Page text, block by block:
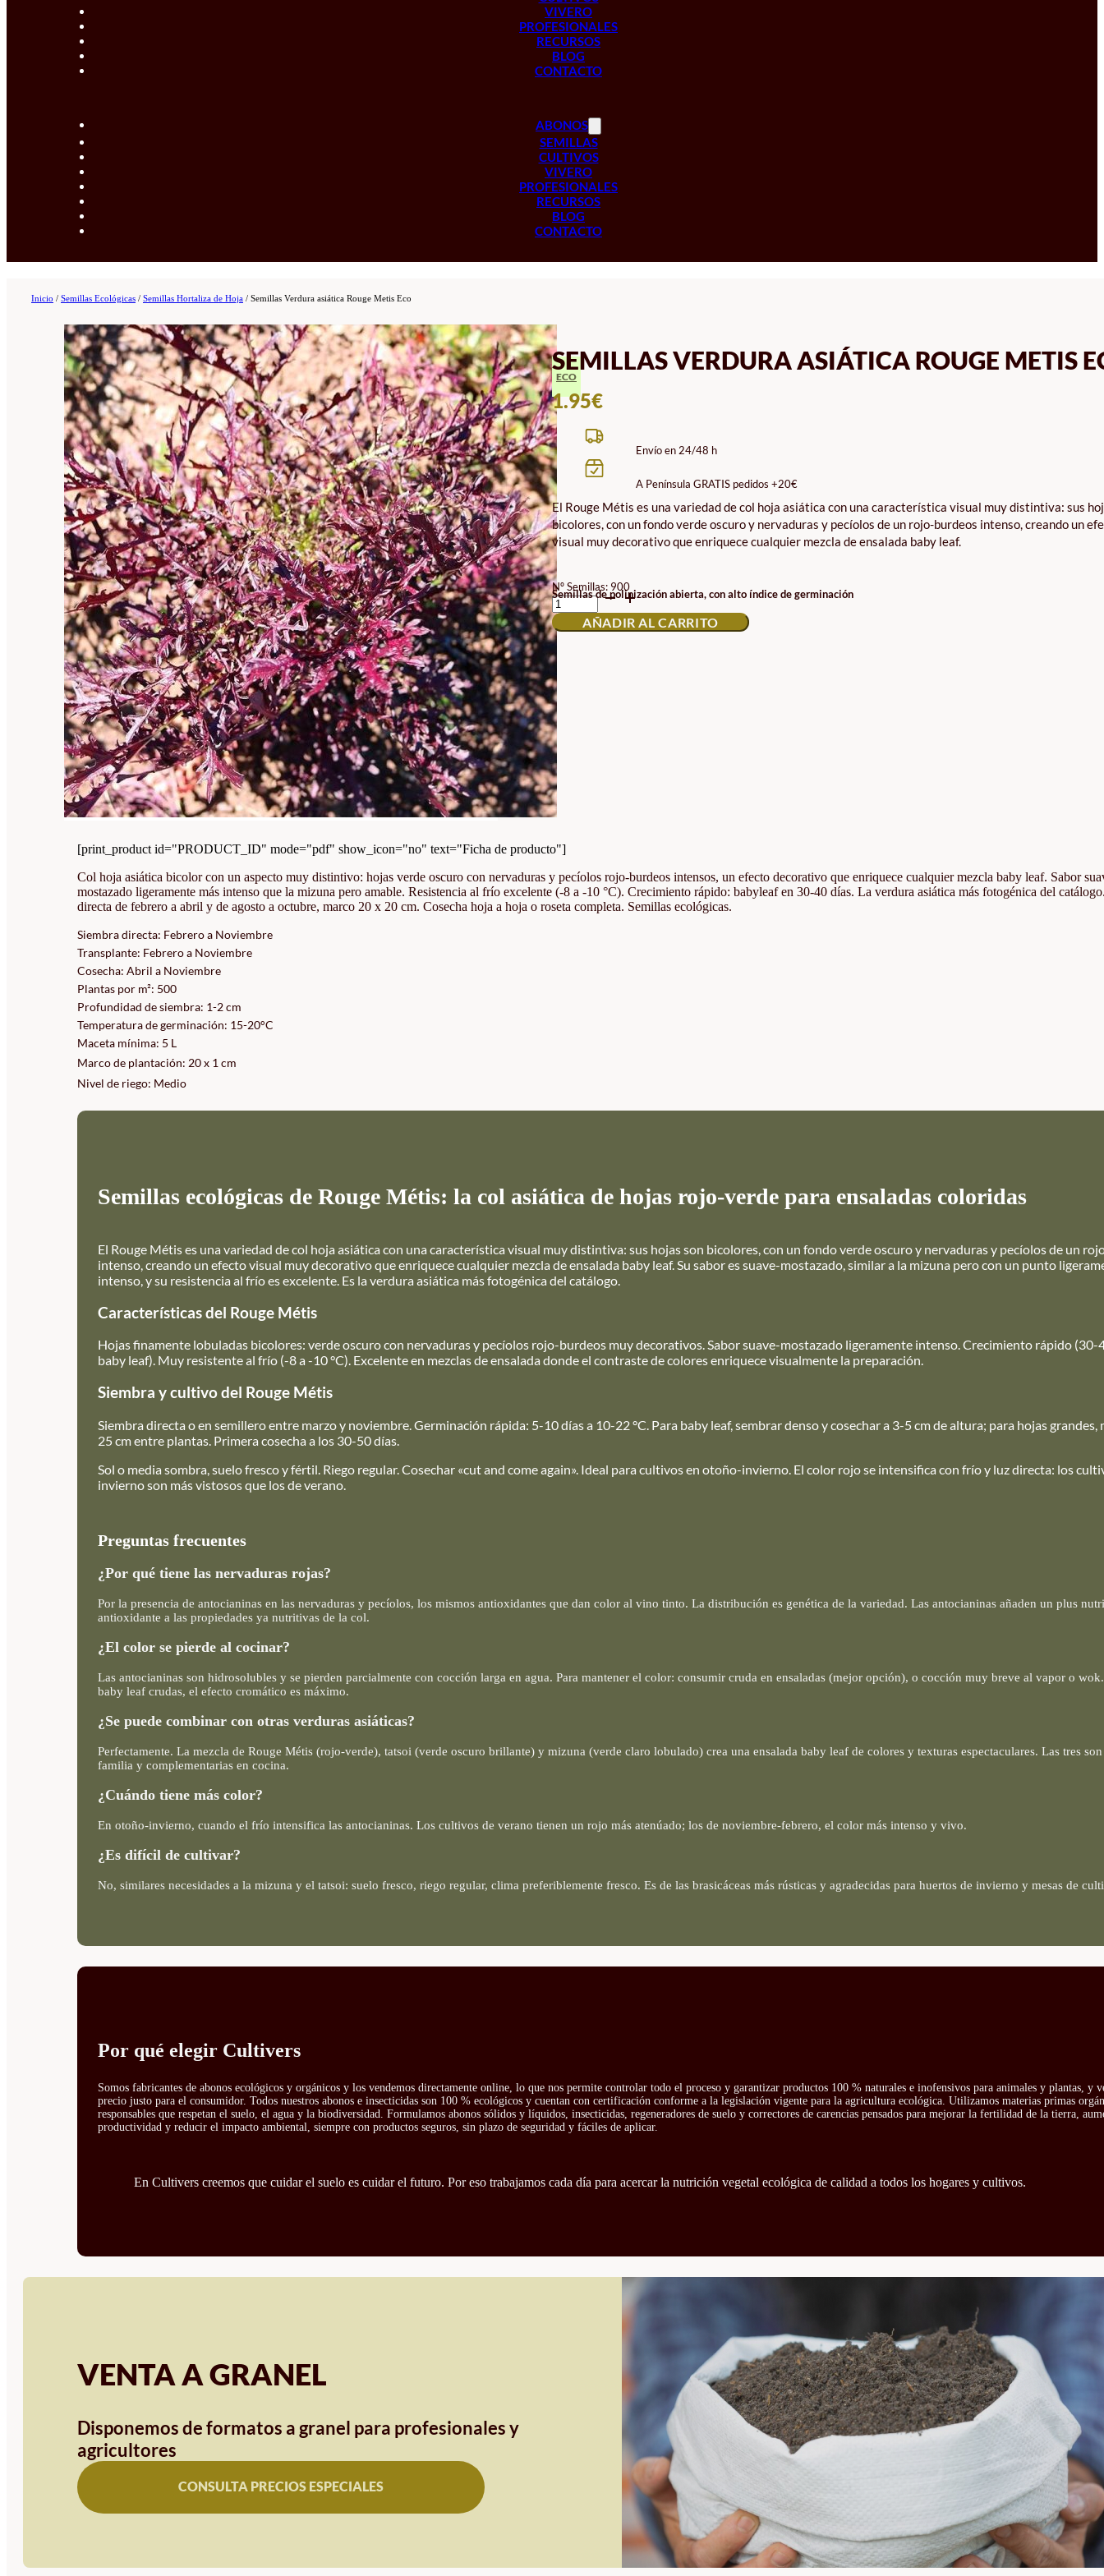
VIVERO
PROFESIONALES
RECURSOS
BLOG
CONTACTO
ABONOS
SEMILLAS
CULTIVOS
VIVERO
PROFESIONALES
RECURSOS
BLOG
CONTACTO
Inicio / Semillas Ecológicas / Semillas Hortaliza de Hoja / Semillas Verdura asiática Rouge Metis Eco
SEMILLAS VERDURA ASIÁTICA ROUGE METIS
ECO
1.95€
Envío en 24/48 h
A Península GRATIS pedidos +20€
El Rouge Métis es una variedad de col hoja asiática con una característica visual muy distintiva: sus
bicolores, con un fondo verde oscuro y nervaduras y pecíolos de un rojo-burdeos intenso, creando un
visual muy decorativo que enriquece cualquier mezcla de ensalada baby leaf.
Nº Semillas: 900
Semillas de polinización abierta, con alto índice de germinación
SEMILLAS
VERDURA
ASIÁTICA
ROUGE
ECO
CANTIDAD
AÑADIR AL CARRITO
[print_product id="PRODUCT_ID" mode="pdf" show_icon="no" text="Ficha de producto"]
Col hoja asiática bicolor con un aspecto muy distintivo: hojas verde oscuro con nervaduras y pecíolos rojo-burdeos intensos, un efecto decorativo que enriquece cualquier mezcla baby leaf. Sabor
mostazado ligeramente más intenso que la mizuna pero amable. Resistencia al frío excelente (-8 a -10 °C). Crecimiento rápido: babyleaf en 30-40 días. La verdura asiática más fotogénica del
directa de febrero a abril y de agosto a octubre, marco 20 x 20 cm. Cosecha hoja a hoja o roseta completa. Semillas ecológicas.
Siembra directa: Febrero a Noviembre
Transplante: Febrero a Noviembre
Cosecha: Abril a Noviembre
Plantas por m²: 500
Profundidad de siembra: 1-2 cm
Temperatura de germinación: 15-20°C
Maceta mínima: 5 L
Marco de plantación: 20 x 1 cm
Nivel de riego: Medio
Semillas ecológicas de Rouge Métis: la col asiática de hojas rojo-verde para ensaladas coloridas
El Rouge Métis es una variedad de col hoja asiática con una característica visual muy distintiva: sus hojas son bicolores, con un fondo verde oscuro y nervaduras y pecíolos de un
intenso, creando un efecto visual muy decorativo que enriquece cualquier mezcla de ensalada baby leaf. Su sabor es suave-mostazado, similar a la mizuna pero con un punto
intenso, y su resistencia al frío es excelente. Es la verdura asiática más fotogénica del catálogo.
Características del Rouge Métis
Hojas finamente lobuladas bicolores: verde oscuro con nervaduras y pecíolos rojo-burdeos muy decorativos. Sabor suave-mostazado ligeramente intenso. Crecimiento rápido (30-
baby leaf). Muy resistente al frío (-8 a -10 °C). Excelente en mezclas de ensalada donde el contraste de colores enriquece visualmente la preparación.
Siembra y cultivo del Rouge Métis
Siembra directa o en semillero entre marzo y noviembre. Germinación rápida: 5-10 días a 10-22 °C. Para baby leaf, sembrar denso y cosechar a 3-5 cm de altura; para hojas grandes,
25 cm entre plantas. Primera cosecha a los 30-50 días.
Sol o media sombra, suelo fresco y fértil. Riego regular. Cosechar «cut and come again». Ideal para cultivos en otoño-invierno. El color rojo se intensifica con frío y luz directa: los
invierno son más vistosos que los de verano.
Preguntas frecuentes
¿Por qué tiene las nervaduras rojas?
Por la presencia de antocianinas en las nervaduras y pecíolos, los mismos antioxidantes que dan color al vino tinto. La distribución es genética de la variedad. Las antocianinas añaden un plus
antioxidante a las propiedades ya nutritivas de la col.
¿El color se pierde al cocinar?
Las antocianinas son hidrosolubles y se pierden parcialmente con cocción larga en agua. Para mantener el color: consumir cruda en ensaladas (mejor opción), o cocción muy breve al vapor o
baby leaf crudas, el efecto cromático es máximo.
¿Se puede combinar con otras verduras asiáticas?
Perfectamente. La mezcla de Rouge Métis (rojo-verde), tatsoi (verde oscuro brillante) y mizuna (verde claro lobulado) crea una ensalada baby leaf de colores y texturas espectaculares. Las tres
familia y complementarias en cocina.
¿Cuándo tiene más color?
En otoño-invierno, cuando el frío intensifica las antocianinas. Los cultivos de verano tienen un rojo más atenúado; los de noviembre-febrero, el color más intenso y vivo.
¿Es difícil de cultivar?
No, similares necesidades a la mizuna y el tatsoi: suelo fresco, riego regular, clima preferiblemente fresco. Es de las brasicáceas más rústicas y agradecidas para huertos de invierno y mesas de
Por qué elegir Cultivers
Somos fabricantes de abonos ecológicos y orgánicos y los vendemos directamente online, lo que nos permite controlar todo el proceso y garantizar productos 100 % naturales e inofensivos para animales y plantas, y
precio justo para el consumidor. Todos nuestros abonos e insecticidas son 100 % ecológicos y cuentan con certificación conforme a la legislación vigente para la agricultura ecológica. Utilizamos materias primas
responsables que respetan el suelo, el agua y la biodiversidad. Formulamos abonos sólidos y líquidos, insecticidas, regeneradores de suelo y correctores de carencias pensados para mejorar la fertilidad de la tierra,
productividad y reducir el impacto ambiental, siempre con productos seguros, sin plazo de seguridad y fáciles de aplicar.
En Cultivers creemos que cuidar el suelo es cuidar el futuro. Por eso trabajamos cada día para acercar la nutrición vegetal ecológica de calidad a todos los hogares y cultivos.
VENTA A GRANEL
Disponemos de formatos a granel para profesionales y
agricultores
CONSULTA PRECIOS ESPECIALES